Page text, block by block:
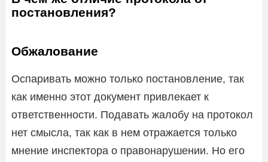
постановления?
Обжалование
Оспаривать можно только постановление, так
как именно этот документ привлекает к
ответственности. Подавать жалобу на протокол
нет смысла, так как в нем отражается только
мнение инспектора о правонарушении. Но его